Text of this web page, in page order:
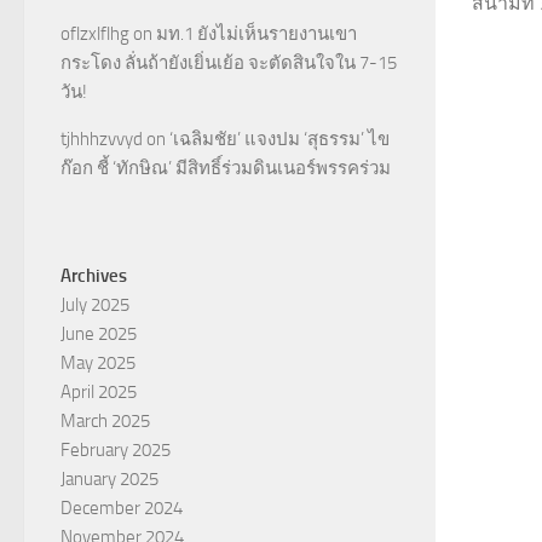
oflzxlflhg on มท.1 ยังไม่เห็นรายงานเขา
กระโดง ลั่นถ้ายังเยิ่นเย้อ จะตัดสินใจใน 7-15
วัน!
tjhhhzvvyd on ‘เฉลิมชัย’ แจงปม ‘สุธรรม’ ไข
ก๊อก ชี้ ‘ทักษิณ’ มีสิทธิ์ร่วมดินเนอร์พรรคร่วม
Archives
July 2025
June 2025
May 2025
April 2025
March 2025
February 2025
January 2025
December 2024
November 2024